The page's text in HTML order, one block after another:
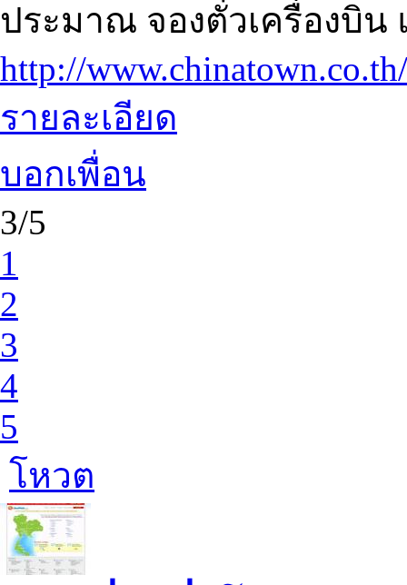
ประมาณ จองตั๋วเครื่องบิน
http://www.chinatown.co.th/
รายละเอียด
บอกเพื่อน
3/5
1
2
3
4
5
โหวต